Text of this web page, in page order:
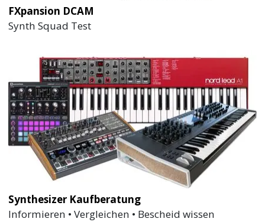
FXpansion DCAM
Synth Squad Test
Synthesizer Kaufberatung
Informieren • Vergleichen • Bescheid wissen